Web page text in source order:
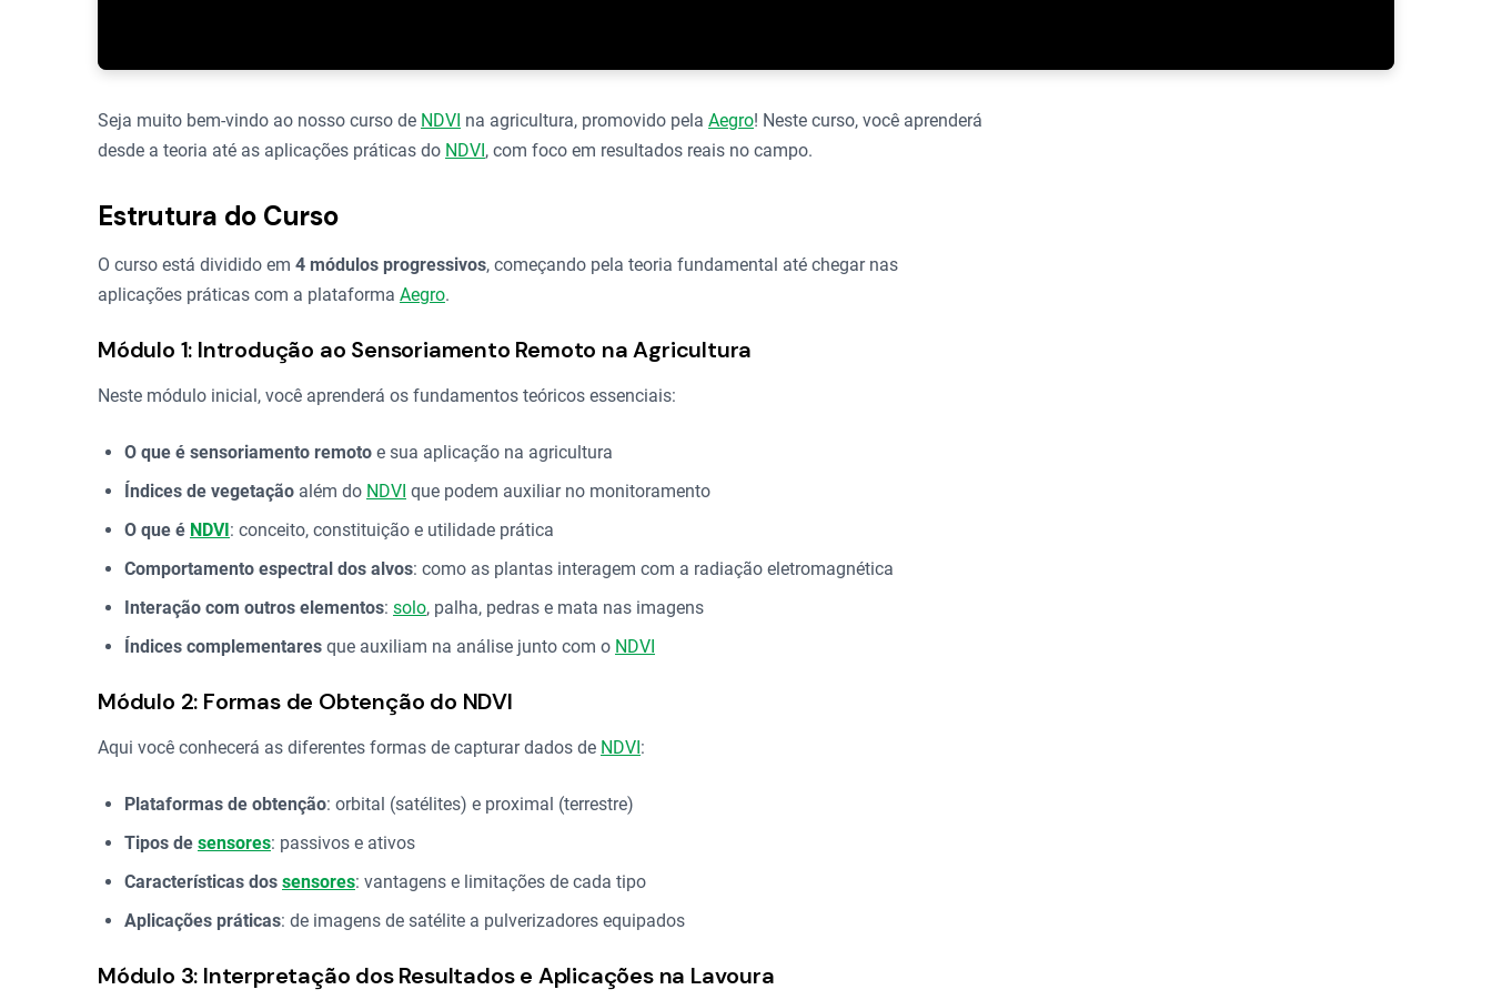
Seja muito bem-vindo ao nosso curso de NDVI na agricultura, promovido pela Aegro! Neste curso, você aprenderá
desde a teoria até as aplicações práticas do NDVI, com foco em resultados reais no campo.
Estrutura do Curso
O curso está dividido em 4 módulos progressivos, começando pela teoria fundamental até chegar nas
aplicações práticas com a plataforma Aegro.
Módulo 1: Introdução ao Sensoriamento Remoto na Agricultura
Neste módulo inicial, você aprenderá os fundamentos teóricos essenciais:
O que é sensoriamento remoto e sua aplicação na agricultura
Índices de vegetação além do NDVI que podem auxiliar no monitoramento
O que é NDVI: conceito, constituição e utilidade prática
Comportamento espectral dos alvos: como as plantas interagem com a radiação eletromagnética
Interação com outros elementos: solo, palha, pedras e mata nas imagens
Índices complementares que auxiliam na análise junto com o NDVI
Módulo 2: Formas de Obtenção do NDVI
Aqui você conhecerá as diferentes formas de capturar dados de NDVI:
Plataformas de obtenção: orbital (satélites) e proximal (terrestre)
Tipos de sensores: passivos e ativos
Características dos sensores: vantagens e limitações de cada tipo
Aplicações práticas: de imagens de satélite a pulverizadores equipados
Módulo 3: Interpretação dos Resultados e Aplicações na Lavoura